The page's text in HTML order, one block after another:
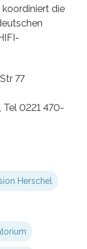
koordiniert die
77
Tel 0221 470-
Herschel